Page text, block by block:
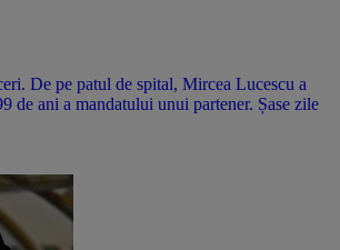
De pe patul de spital, Mircea Lucescu a
de ani a mandatului unui partener. Șase zile